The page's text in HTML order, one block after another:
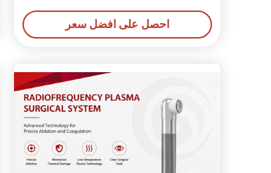
والأمراض النسائية
احصل على افضل سعر